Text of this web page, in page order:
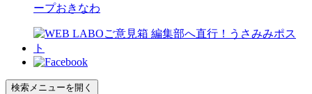
ープおきなわ
検索メニューを開く